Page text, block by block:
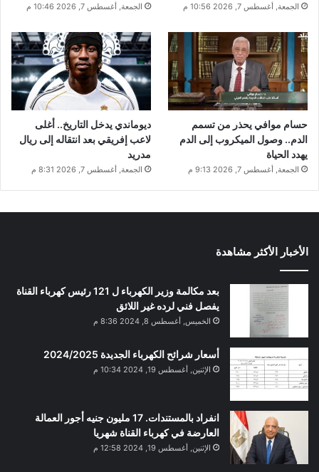
الجمعة, أغسطس 7, 2026 10:56 م الجمعة, أغسطس 7, 2026 10:46 م
حسام موافي يحذر من تسمم
الدم.. وصول الميكروب إلى الدم
يهدد الحياة
الجمعة, أغسطس 7, 2026 9:13 م
ديوماندي يدخل التاريخ.. أغلى
لاعب إفريقي بعد انتقاله إلى ريال
مدريد
الجمعة, أغسطس 7, 2026 8:31 م
الأخبار الأكثر مشاهدة
بعد مكالمة وزير الكهرباء ل 121 رئيس كهرباء القناة
يفصل فني لرده غير اللائق
الخميس, أغسطس 8, 2024 8:36 م
أسعار شرائح الكهرباء الجديدة 2024/2025
الإثنين, أغسطس 19, 2024 10:34 م
انفراد بالمستندات. 17 مليون جنيه أجور العمالة
العارضة في كهرباء القناة شهريا
الإثنين, أغسطس 19, 2024 12:58 م